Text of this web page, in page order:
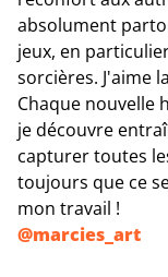
absolument
jeux, en
sorcières. J'aime
Chaque nouvelle
je découvre
capturer toutes
toujours que ce
mon travail !
@marcies_art